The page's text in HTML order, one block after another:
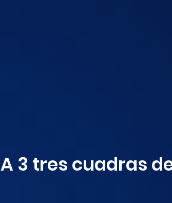
A 3 tres cuadras